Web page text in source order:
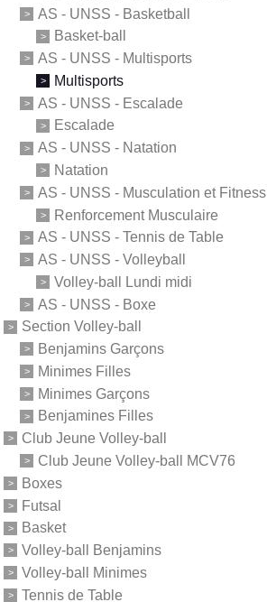
AS - UNSS - Basketball
Basket-ball
AS - UNSS - Multisports
Multisports
AS - UNSS - Escalade
Escalade
AS - UNSS - Natation
Natation
AS - UNSS - Musculation et Fitness
Renforcement Musculaire
AS - UNSS - Tennis de Table
AS - UNSS - Volleyball
Volley-ball Lundi midi
AS - UNSS - Boxe
Section Volley-ball
Benjamins Garçons
Minimes Filles
Minimes Garçons
Benjamines Filles
Club Jeune Volley-ball
Club Jeune Volley-ball MCV76
Boxes
Futsal
Basket
Volley-ball Benjamins
Volley-ball Minimes
Tennis de Table